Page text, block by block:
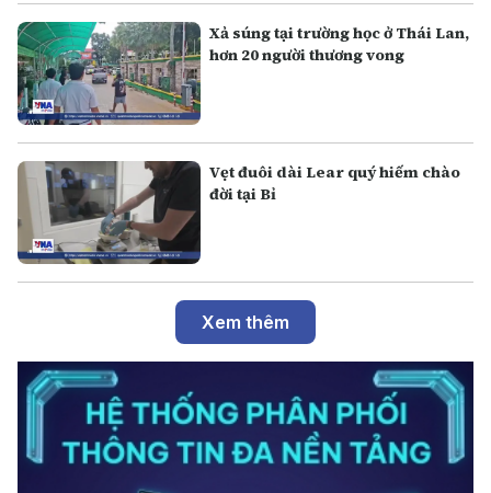
Xả súng tại trường học ở Thái Lan,
hơn 20 người thương vong
Vẹt đuôi dài Lear quý hiếm chào
đời tại Bỉ
Xem thêm